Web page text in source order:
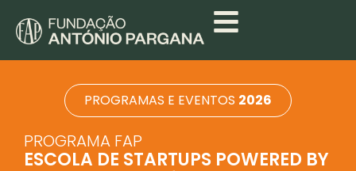
PROGRAMAS E EVENTOS 2026
PROGRAMA FAP
ESCOLA DE STARTUPS POWERED BY